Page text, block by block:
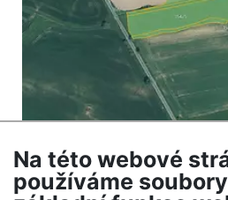
Land for sale / field / 22444
Horažďovická Lhota -
Na této webové
používáme